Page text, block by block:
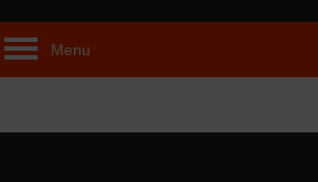
Menu